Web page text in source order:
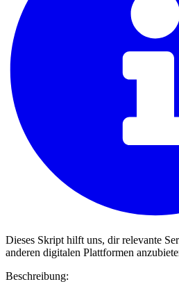
Dieses Skript hilft uns, dir relevante
anderen digitalen Plattformen
Beschreibung: